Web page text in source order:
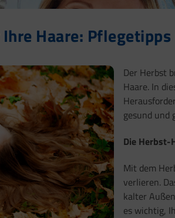
Haare:
Der Herbst
Haare. In
gesund und
Die Herbst-
Mit dem
verlieren.
kalter
es wichtig,